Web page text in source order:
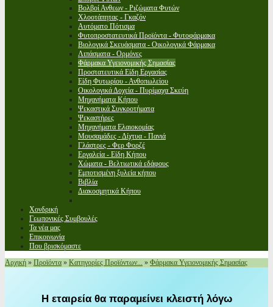
Βολβοί Ανθεων - Ριζώματα Φυτών
Χλοοτάπητας - Γκαζόν
Αυτόματο Πότισμα
Φυτοπροστατευτικά Προϊόντα - Φυτοφάρμακα
Βιολογικά Σκευάσματα - Οικολογικά Φάρμακα
Λιπάσματα - Ορμόνες
Φάρμακα Υγειονομικής Σημασίας
Προστατευτικά Είδη Εργασίας
Είδη Φυτωρίου - Ανθοπωλείου
Οικολογικά Δοχεία - Πυρίμαχα Σκεύη
Μηχανήματα Κήπου
Ψεκαστικά Συγκροτήματα
Ψεκαστήρες
Μηχανήματα Ελαιοκομίας
Μουσαμάδες - Δίχτυα - Πανιά
Γλάστρες - Φερ Φορζέ
Εργαλεία - Είδη Κήπου
Χώματα - Βελτιωτικά εδάφους
Εμποτισμένη ξυλεία κήπου
Βιβλία
Διακοσμητικά Κήπου
Χονδρική
Γεωπονικές Συμβουλές
Τα νέα μας
Επικοινωνία
Που βρισκόμαστε
Αρχική » Προϊόντα » Κατηγορίες Προϊόντων... » Φάρμακα Υγειονομικής Σημασίας
Η εταιρεία θα παραμείνει κλειστή λόγω